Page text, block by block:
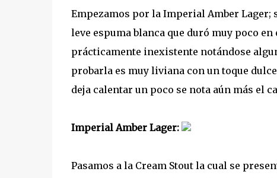
Empezamos por la Imperial Amber
leve espuma blanca que duró muy poco en
prácticamente inexistente notándose
probarla es muy liviana con un toque
deja calentar un poco se nota aún más el
Imperial Amber Lager:
Pasamos a la Cream Stout la cual se